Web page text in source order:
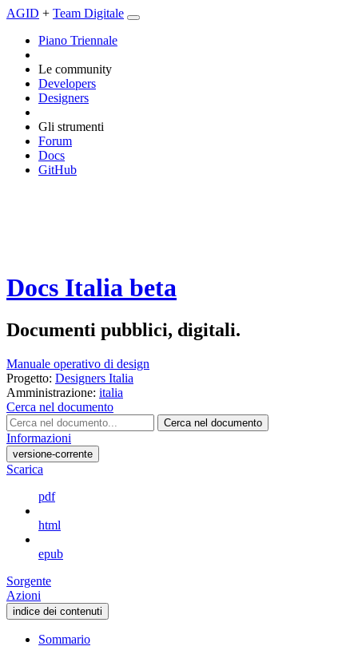
AGID + Team Digitale
Piano Triennale
Le community
Developers
Designers
Gli strumenti
Forum
Docs
GitHub
Docs Italia beta
Documenti pubblici, digitali.
Manuale operativo di design
Progetto: Designers Italia
Amministrazione: italia
Cerca nel documento
Cerca nel documento
Informazioni
versione-corrente
Scarica
pdf
html
epub
Sorgente
Azioni
indice dei contenuti
Sommario